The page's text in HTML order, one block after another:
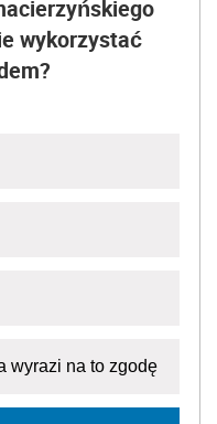
wykorzystać
wyrazi na to zgodę